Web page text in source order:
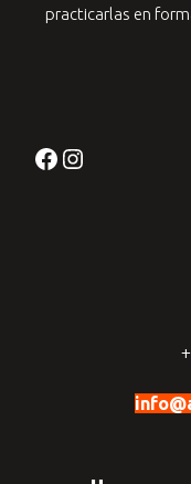
practicarlas en
Facebook
Instagram